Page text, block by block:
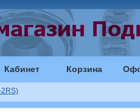
Кабинет Корзина